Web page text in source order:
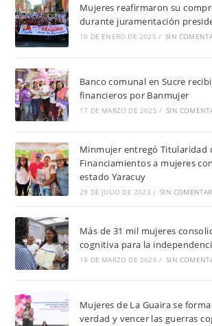
Mujeres reafirmaron su
durante juramentación
10 DE ENERO DE 2025 / SIN
Banco comunal en Sucre
financieros por Banmujer
17 DE MARZO DE 2025 / SIN
Minmujer entregó Titularidad
Financiamientos a mujeres
estado Yaracuy
29 DE JULIO DE 2023 / SIN
Más de 31 mil mujeres
cognitiva para la
18 DE MARZO DE 2026 / SIN
Mujeres de La Guaira se
verdad y vencer las guerras